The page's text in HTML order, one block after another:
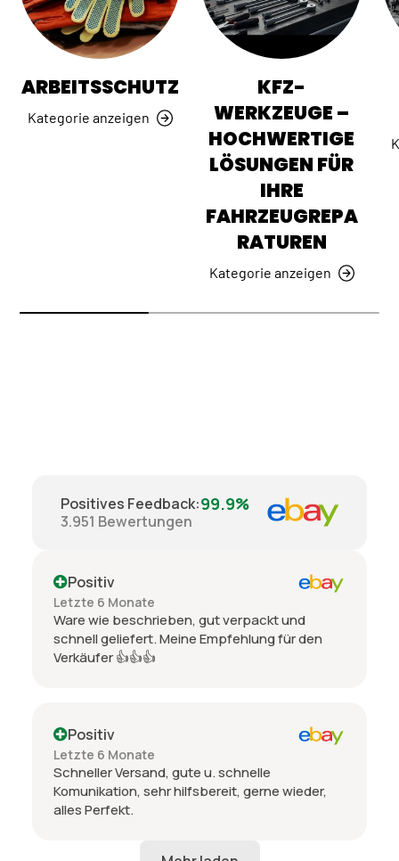
ARBEITSSCHUTZ
Kategorie anzeigen
KFZ-
WERKZEUGE –
HOCHWERTIGE
LÖSUNGEN FÜR
IHRE
FAHRZEUGREPA
RATUREN
Kategorie anzeigen
Positives Feedback:99.9%
3.951 Bewertungen
Positiv
Letzte 6 Monate
Ware wie beschrieben, gut verpackt und
schnell geliefert. Meine Empfehlung für den
Verkäufer 👍👍👍
Positiv
Letzte 6 Monate
Schneller Versand, gute u. schnelle
Komunikation, sehr hilfsbereit, gerne wieder,
alles Perfekt.